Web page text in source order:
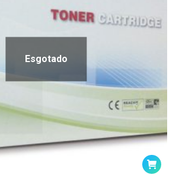
Esgotado